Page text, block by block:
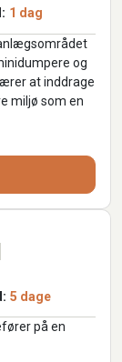
1 dag
og
at inddrage
miljø som en
5 dage
på en